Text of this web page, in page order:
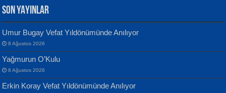
MUSTAFA KELOĞLU
Yarına İz Bırakmak...
Yılmaz Ekinci
Geceye Söylenen...
SON YAYINLAR
Umur Bugay Vefat Yıldönümünde Anılıyor
8 Ağustos 2026
Yağmurun O’Kulu
8 Ağustos 2026
Erkin Koray Vefat Yıldönümünde Anılıyor